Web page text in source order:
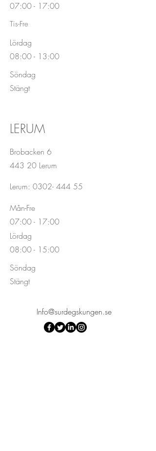
07:00 - 17:00
Tis-Fre
Lördag
08:00 - 13:00
Söndag
Stängt
LERUM
Brobacken 6
443 20 Lerum
Lerum: 0302- 444 55
Mån-Fre
07:00 - 17:00
Lördag
08:00 - 15:00
Söndag
Stängt
Info@surdegskungen.se